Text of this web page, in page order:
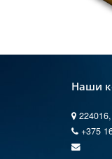
Наши
+375